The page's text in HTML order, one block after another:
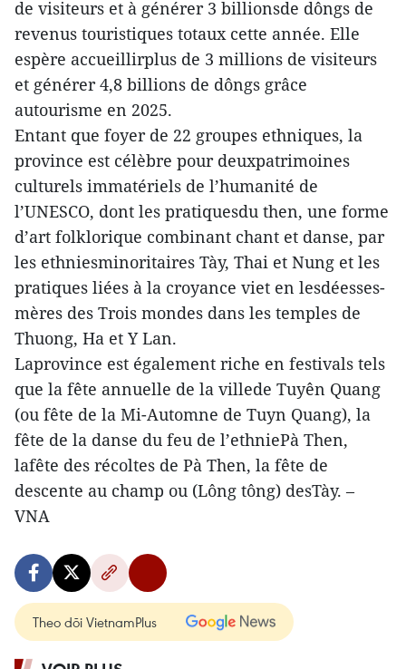
de visiteurs et à générer 3 billionsde dôngs de
revenus touristiques totaux cette année. Elle
espère accueillirplus de 3 millions de visiteurs
et générer 4,8 billions de dôngs grâce
autourisme en 2025.
Entant que foyer de 22 groupes ethniques, la
province est célèbre pour deuxpatrimoines
culturels immatériels de l’humanité de
l’UNESCO, dont les pratiquesdu then, une forme
d’art folklorique combinant chant et danse, par
les ethniesminoritaires Tày, Thai et Nung et les
pratiques liées à la croyance viet en lesdéesses-
mères des Trois mondes dans les temples de
Thuong, Ha et Y Lan.
Laprovince est également riche en festivals tels
que la fête annuelle de la villede Tuyên Quang
(ou fête de la Mi-Automne de Tuyn Quang), la
fête de la danse du feu de l’ethniePà Then,
lafête des récoltes de Pà Then, la fête de
descente au champ ou (Lông tông) desTày. –
VNA
Theo dõi VietnamPlus